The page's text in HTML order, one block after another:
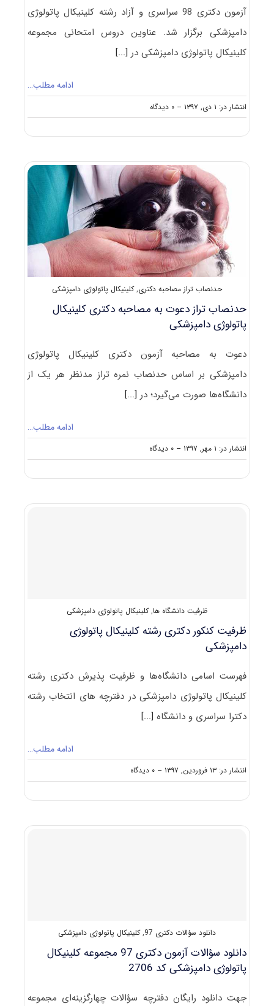
آزمون دکتری 98 سراسری و آزاد رشته کلینیکال پاتولوژی
دامپزشکی برگزار شد. عناوین دروس امتحانی مجموعه
کلینیکال پاتولوژی دامپزشکی در[...]
ادامه مطلب…
انتشار در: ۱ دی, ۱۳۹۷ -- ۰ دیدگاه
on
دانلود
۹۸
کلینیکال
پاتولوژی
دامپزشکی
کد
۲۷۰۶
حدنصاب تراز مصاحبه دکتری,کلینیکال پاتولوژی دامپزشکی
حدنصاب تراز دعوت به مصاحبه دکتری کلینیکال
پاتولوژی دامپزشکی
دعوت به مصاحبه آزمون دکتری کلینیکال پاتولوژی
دامپزشکی بر اساس حدنصاب نمره تراز مدنظر هر یک از
دانشگاه‌ها صورت می‌گیرد؛ در [...]
ادامه مطلب…
انتشار در: ۱ مهر, ۱۳۹۷ -- ۰ دیدگاه
on
حدنصاب
دعوت
مصاحبه
ظرفیت دانشگاه ها,کلینیکال پاتولوژی دامپزشکی
ظرفیت کنکور دکتری رشته کلینیکال ﭘﺎﺗﻮﻟﻮژی
داﻣﭙﺰشکی
فهرست اسامی دانشگاه‌ها و ظرفیت پذیرش دکتری رشته
کلینیکال ﭘﺎﺗﻮﻟﻮژی داﻣﭙﺰشکی در دفترچه های انتخاب رشته
دکترا سراسری و دانشگاه[...]
ادامه مطلب…
انتشار در: ۱۳ فروردین, ۱۳۹۷ -- ۰ دیدگاه
on
ظرفیت
دکتری
کلینیکال
دانلود سؤالات دکتری 97 ,کلینیکال پاتولوژی دامپزشکی
دانلود سؤالات آزمون دکتری 97 مجموعه کلینیکال
پاتولوژی دامپزشکی کد 2706
جهت دانلود رایگان دفترچه سؤالات چهارگزینه‌ای مجموعه